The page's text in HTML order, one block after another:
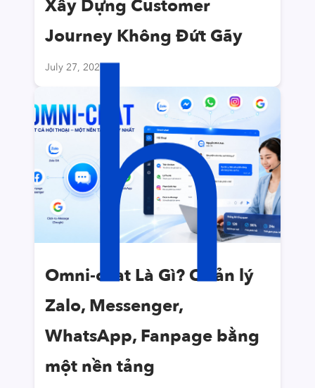
Xây Dựng Customer
Journey Không Đứt Gãy
July 27, 2026
Omni-chat Là Gì? Quản lý
Zalo, Messenger,
WhatsApp, Fanpage bằng
một nền tảng
h